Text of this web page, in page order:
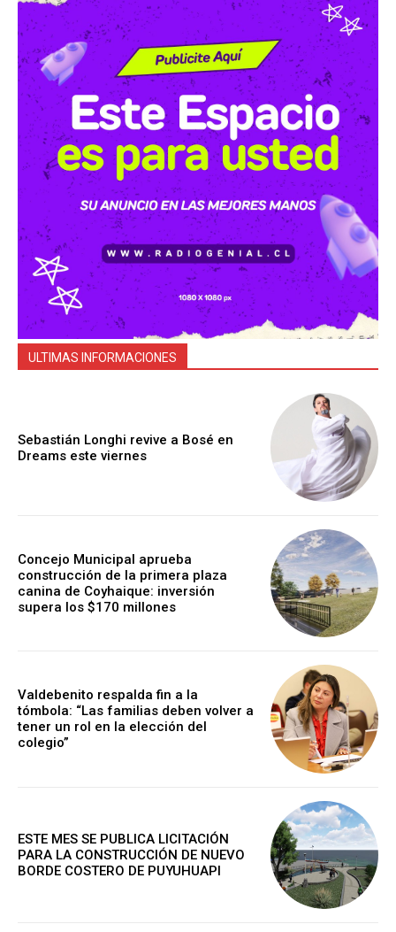
ULTIMAS INFORMACIONES
Sebastián Longhi revive a Bosé en
Dreams este viernes
Concejo Municipal aprueba
construcción de la primera plaza
canina de Coyhaique: inversión
supera los $170 millones
Valdebenito respalda fin a la
tómbola: “Las familias deben volver a
tener un rol en la elección del
colegio”
ESTE MES SE PUBLICA LICITACIÓN
PARA LA CONSTRUCCIÓN DE NUEVO
BORDE COSTERO DE PUYUHUAPI